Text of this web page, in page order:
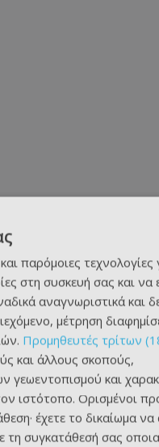
παρόμοιες τεχνολογίες
στη συσκευή σας και να
αναγνωριστικά και
μέτρηση
Προμηθευτές τρίτων
και άλλους σκοπούς,
γεωεντοπισμού και
ιστότοπο. Ορισμένοι
έχετε το δικαίωμα να
τη συγκατάθεσή σας